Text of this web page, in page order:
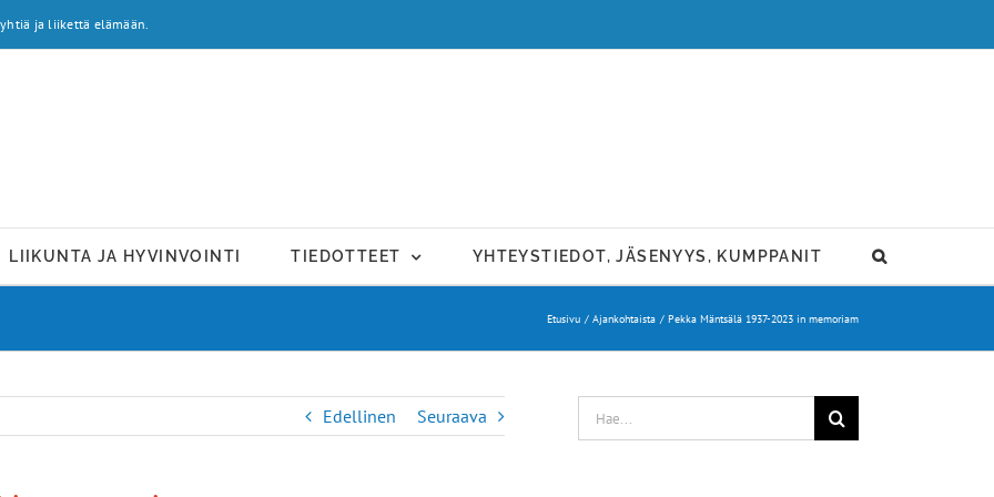
ja liikettä elämään.
LIIKUNTA JA HYVINVOINTI TIEDOTTEET YHTEYSTIEDOT, JÄSENYYS, KUMPPANIT
Etusivu Ajankohtaista Pekka Mäntsälä 1937-2023 in memoriam
Edellinen Seuraava
Etsi
...